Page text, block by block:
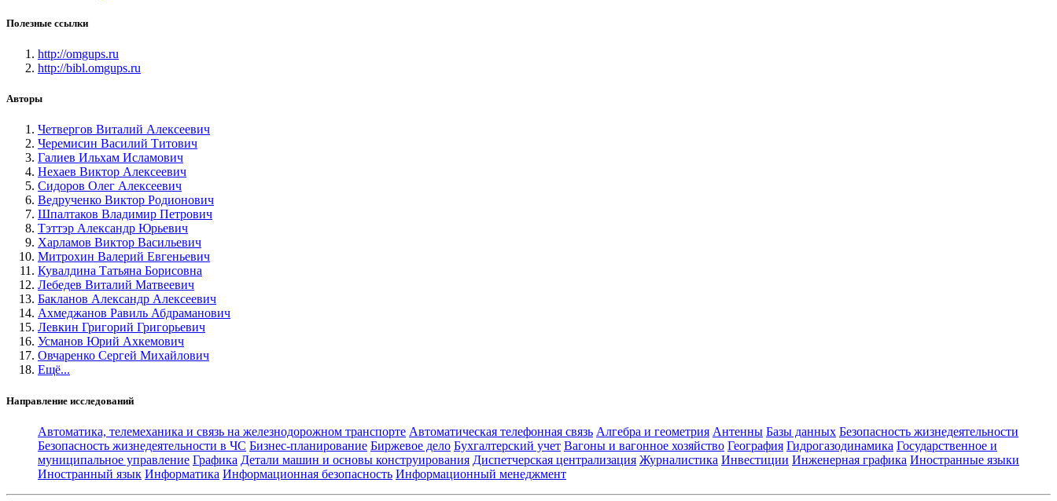
Полезные ссылки
http://omgups.ru
http://bibl.omgups.ru
Авторы
Четвергов Виталий Алексеевич
Черемисин Василий Титович
Галиев Ильхам Исламович
Нехаев Виктор Алексеевич
Сидоров Олег Алексеевич
Ведрученко Виктор Родионович
Шпалтаков Владимир Петрович
Тэттэр Александр Юрьевич
Харламов Виктор Васильевич
Митрохин Валерий Евгеньевич
Кувалдина Татьяна Борисовна
Лебедев Виталий Матвеевич
Бакланов Александр Алексеевич
Ахмеджанов Равиль Абдраманович
Левкин Григорий Григорьевич
Усманов Юрий Ахкемович
Овчаренко Сергей Михайлович
Ещё...
Направление исследований
Автоматика, телемеханика и связь на железнодорожном транспорте Автоматическая телефонная связь Алгебра и геометрия Антенны Базы данных Безопасность жизнедеятельности
Безопасность жизнедеятельности в ЧС Бизнес-планирование Биржевое дело Бухгалтерский учет Вагоны и вагонное хозяйство География Гидрогазодинамика Государственное и
муниципальное управление Графика Детали машин и основы конструирования Диспетчерская централизация Журналистика Инвестиции Инженерная графика Иностранные языки
Иностранный язык Информатика Информационная безопасность Информационный менеджмент